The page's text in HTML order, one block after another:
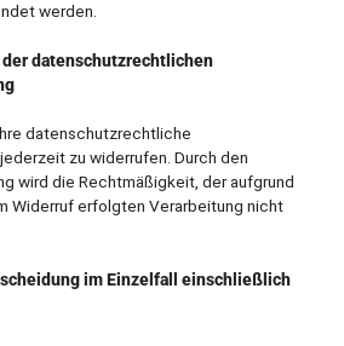
werden.
datenschutzrechtlichen
datenschutzrechtliche
zu widerrufen. Durch den
wird die Rechtmäßigkeit, der aufgrund
Widerruf erfolgten Verarbeitung nicht
im Einzelfall einschließlich